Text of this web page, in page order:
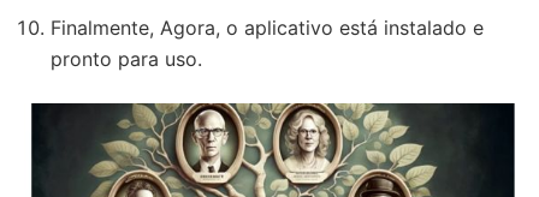
Finalmente, Agora, o aplicativo está instalado e
pronto para uso.